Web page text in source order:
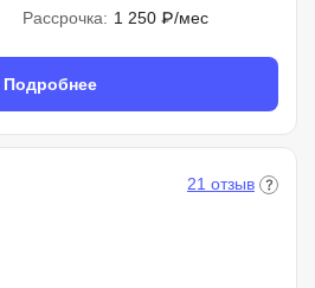
Рассрочка: 1 250 ₽/мес
Подробнее
21 отзыв